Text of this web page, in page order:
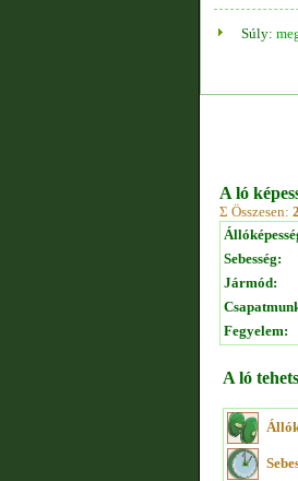
Súly:
A ló
Σ Összesen:
Sebesség:
Jármód:
Fegyelem:
A ló